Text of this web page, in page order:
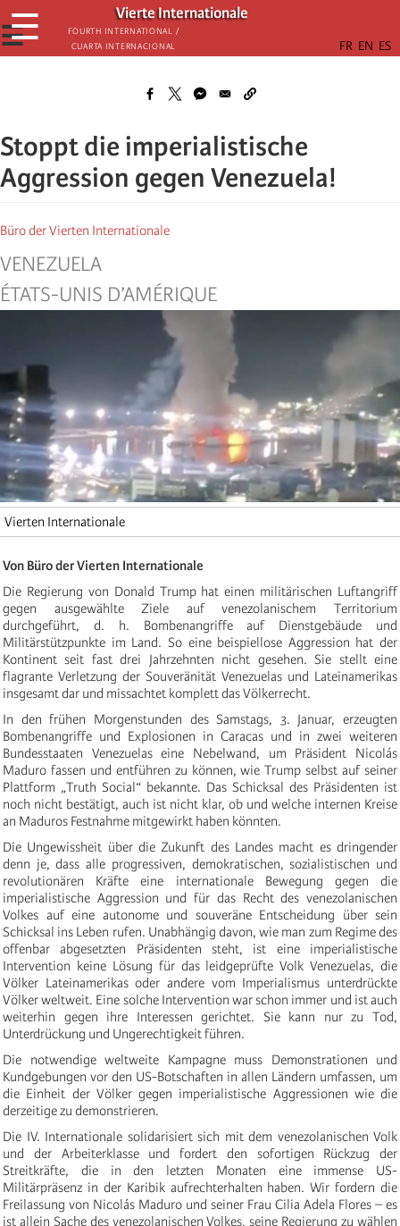
Skip
to
main
Vierte Internationale
Fourth International /
Cuarta Internacional
☰
☰
Stoppt die imperialistische
Aggression gegen Venezuela!
Büro der Vierten Internationale
VENEZUELA
ÉTATS-UNIS D’AMÉRIQUE
Vierten Internationale
Von Büro der Vierten Internationale
Die Regierung von Donald Trump hat einen militärischen Luftangriff
gegen ausgewählte Ziele auf venezolanischem Territorium
durchgeführt, d. h. Bombenangriffe auf Dienstgebäude und
Militärstützpunkte im Land. So eine beispiellose Aggression hat der
Kontinent seit fast drei Jahrzehnten nicht gesehen. Sie stellt eine
flagrante Verletzung der Souveränität Venezuelas und Lateinamerikas
insgesamt dar und missachtet komplett das Völkerrecht.
In den frühen Morgenstunden des Samstags, 3. Januar, erzeugten
Bombenangriffe und Explosionen in Caracas und in zwei weiteren
Bundesstaaten Venezuelas eine Nebelwand, um Präsident Nicolás
Maduro fassen und entführen zu können, wie Trump selbst auf seiner
Plattform „Truth Social“ bekannte. Das Schicksal des Präsidenten ist
noch nicht bestätigt, auch ist nicht klar, ob und welche internen Kreise
an Maduros Festnahme mitgewirkt haben könnten.
Die Ungewissheit über die Zukunft des Landes macht es dringender
denn je, dass alle progressiven, demokratischen, sozialistischen und
revolutionären Kräfte eine internationale Bewegung gegen die
imperialistische Aggression und für das Recht des venezolanischen
Volkes auf eine autonome und souveräne Entscheidung über sein
Schicksal ins Leben rufen. Unabhängig davon, wie man zum Regime des
offenbar abgesetzten Präsidenten steht, ist eine imperialistische
Intervention keine Lösung für das leidgeprüfte Volk Venezuelas, die
Völker Lateinamerikas oder andere vom Imperialismus unterdrückte
Völker weltweit. Eine solche Intervention war schon immer und ist auch
weiterhin gegen ihre Interessen gerichtet. Sie kann nur zu Tod,
Unterdrückung und Ungerechtigkeit führen.
Die notwendige weltweite Kampagne muss Demonstrationen und
Kundgebungen vor den US-Botschaften in allen Ländern umfassen, um
die Einheit der Völker gegen imperialistische Aggressionen wie die
derzeitige zu demonstrieren.
Die IV. Internationale solidarisiert sich mit dem venezolanischen Volk
und der Arbeiterklasse und fordert den sofortigen Rückzug der
Streitkräfte, die in den letzten Monaten eine immense US-
Militärpräsenz in der Karibik aufrechterhalten haben. Wir fordern die
Freilassung von Nicolás Maduro und seiner Frau Cilia Adela Flores – es
ist allein Sache des venezolanischen Volkes, seine Regierung zu wählen